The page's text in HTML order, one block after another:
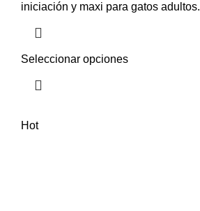
iniciación y maxi para gatos adultos.
Seleccionar opciones
Hot